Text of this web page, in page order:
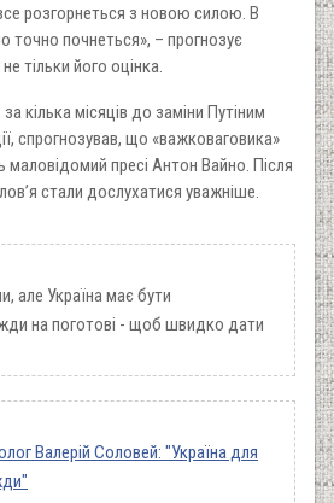
розгорнеться з новою силою. В
точно почнеться», – прогнозує
тільки його оцінка.
кілька місяців до заміни Путіним
спрогнозував, що «важковаговика»
маловідомий пресі Антон Вайно. Після
стали дослухатися уважніше.
але Україна має бути
на поготові - щоб швидко дати
Валерій Соловей: "Україна для